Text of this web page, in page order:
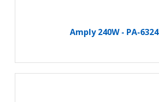
Amply 240W - PA-6324